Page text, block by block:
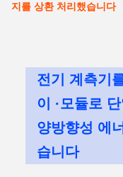
지를 상환 처리했습니다
전기 계측기
이 ·모듈로
양방향성 에
습니다